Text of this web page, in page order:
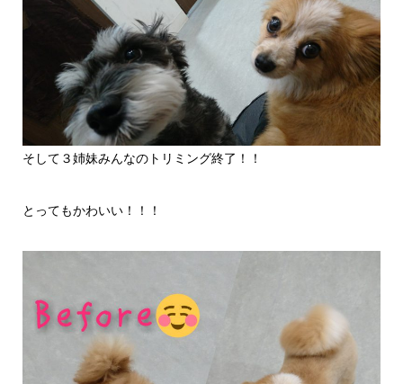
そして３姉妹みんなのトリミング終了！！
とってもかわいい！！！